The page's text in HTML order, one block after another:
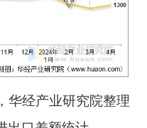
华经产业研究院整理